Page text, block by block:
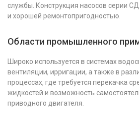
службы. Конструкция насосов серии
и хорошей ремонтопригодностью.
Области промышленного
Широко используется в системах
вентиляции, ирригации, а также в
процессах, где требуется перекачка
жидкостей и возможность
приводного двигателя.